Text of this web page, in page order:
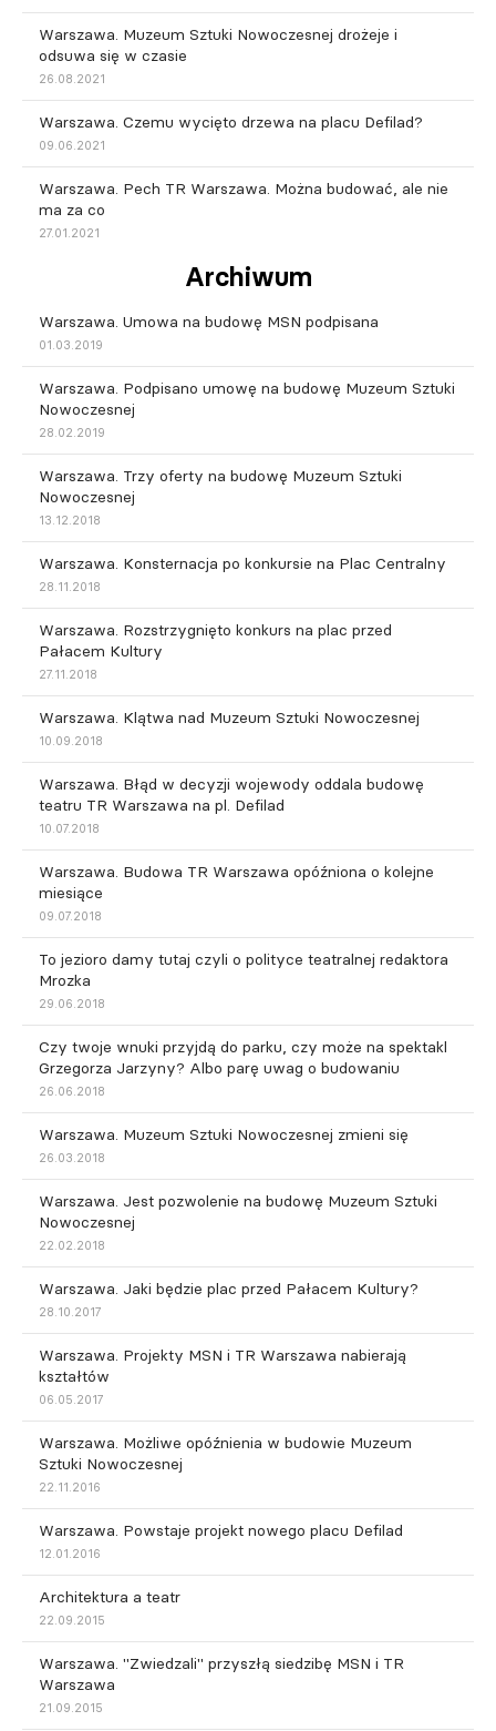
Warszawa. Muzeum Sztuki Nowoczesnej drożeje i
odsuwa się w czasie
26.08.2021
Warszawa. Czemu wycięto drzewa na placu Defilad?
09.06.2021
Warszawa. Pech TR Warszawa. Można budować, ale nie
ma za co
27.01.2021
Archiwum
Warszawa. Umowa na budowę MSN podpisana
01.03.2019
Warszawa. Podpisano umowę na budowę Muzeum Sztuki
Nowoczesnej
28.02.2019
Warszawa. Trzy oferty na budowę Muzeum Sztuki
Nowoczesnej
13.12.2018
Warszawa. Konsternacja po konkursie na Plac Centralny
28.11.2018
Warszawa. Rozstrzygnięto konkurs na plac przed
Pałacem Kultury
27.11.2018
Warszawa. Klątwa nad Muzeum Sztuki Nowoczesnej
10.09.2018
Warszawa. Błąd w decyzji wojewody oddala budowę
teatru TR Warszawa na pl. Defilad
10.07.2018
Warszawa. Budowa TR Warszawa opóźniona o kolejne
miesiące
09.07.2018
To jezioro damy tutaj czyli o polityce teatralnej redaktora
Mrozka
29.06.2018
Czy twoje wnuki przyjdą do parku, czy może na spektakl
Grzegorza Jarzyny? Albo parę uwag o budowaniu
26.06.2018
Warszawa. Muzeum Sztuki Nowoczesnej zmieni się
26.03.2018
Warszawa. Jest pozwolenie na budowę Muzeum Sztuki
Nowoczesnej
22.02.2018
Warszawa. Jaki będzie plac przed Pałacem Kultury?
28.10.2017
Warszawa. Projekty MSN i TR Warszawa nabierają
kształtów
06.05.2017
Warszawa. Możliwe opóźnienia w budowie Muzeum
Sztuki Nowoczesnej
22.11.2016
Warszawa. Powstaje projekt nowego placu Defilad
12.01.2016
Architektura a teatr
22.09.2015
Warszawa. "Zwiedzali" przyszłą siedzibę MSN i TR
Warszawa
21.09.2015